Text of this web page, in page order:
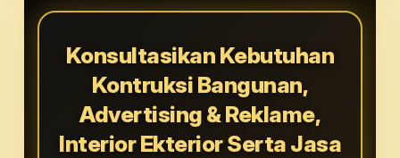
Konsultasikan Kebutuhan
Kontruksi Bangunan,
Advertising & Reklame,
Interior Ekterior Serta Jasa